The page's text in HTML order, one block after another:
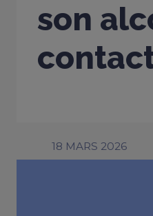
son
18 MARS 2026